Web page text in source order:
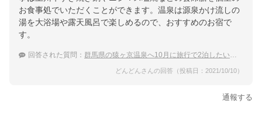
お食事処でいただくことができます。温泉は源泉かけ流しの
湯を大浴場や露天風呂で楽しめるので、おすすめのお宿で
す。
回答された質問： 群馬県の猿ヶ京温泉へ10月に旅行で2泊したいです。1泊10,000円以下のおすすめを教えて！
どんどんさんの回答（投稿日：2021/10/10）
通報する